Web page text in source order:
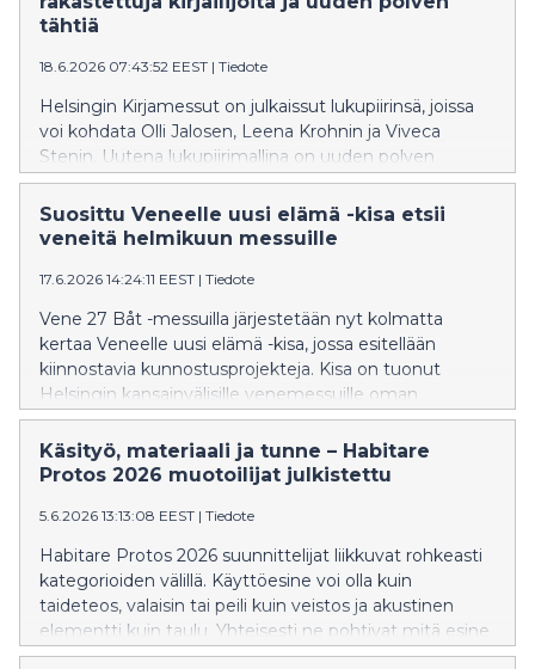
tähtiä
18.6.2026 07:43:52 EEST | Tiedote
Helsingin Kirjamessut on julkaissut lukupiirinsä, joissa
voi kohdata Olli Jalosen, Leena Krohnin ja Viveca
Stenin. Uutena lukupiirimallina on uuden polven
kirjailijoiden Iida Aikion, Markku Haussilan ja Ivan
Manirahon yhteinen lukupiiri, jossa keskustellaan
identiteeteistä ja kasvutarinoista. Kirjamessujen
keskustelemaan uutuuskirjoista. Lukupiirit ovat osa
Helsingin Kirjamessujen ohjelmaa, joka julkaistaan
kokonaisuudessaan 22.9.2026. Helsingin Kirjamessut
järjestetään torstaista sunnuntaihin 22. – 25.10.2026
Helsingin Messukeskuksessa.
Suosittu Veneelle uusi elämä -kisa etsii
veneitä helmikuun messuille
17.6.2026 14:24:11 EEST | Tiedote
Vene 27 Båt -messuilla järjestetään nyt kolmatta
kertaa Veneelle uusi elämä -kisa, jossa esitellään
kiinnostavia kunnostusprojekteja. Kisa on tuonut
Helsingin kansainvälisille venemessuille oman
kiinnostavan säväyksen ja kisaa on käyty molempina
kertoina hyvässä yhteisöllisessä hengessä. Uusien
veneiden rinnalla kunnostetut veneet osoittaa, että
veneestä itselleen sopivan. Valmiit tai lähes valmiit
veneet esitellään Venemestarin Telakalla
venemessuilla 12. – 21.2.2027 Helsingin
Messukeskuksessa ja ne kisaavat keskenään
palkinnoista.
Käsityö, materiaali ja tunne – Habitare
Protos 2026 muotoilijat julkistettu
5.6.2026 13:13:08 EEST | Tiedote
Habitare Protos 2026 suunnittelijat liikkuvat rohkeasti
kategorioiden välillä. Käyttöesine voi olla kuin
taideteos, valaisin tai peili kuin veistos ja akustinen
elementti kuin taulu. Yhteisesti ne pohtivat mitä esine
voi kertoa materiaalinsa, muotonsa ja